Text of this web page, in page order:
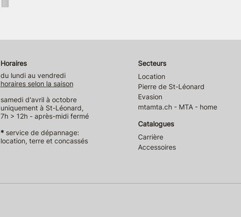
Horaires
du lundi au vendredi
horaires selon la saison
samedi d'avril à octobre
uniquement à St-Léonard,
7h > 12h - après-midi fermé
*service de dépannage:
location, terre et concassés
Secteurs
Location
Pierre de St-Léonard
Evasion
mtamta.ch - MTA - home
Catalogues
Carrière
Accessoires